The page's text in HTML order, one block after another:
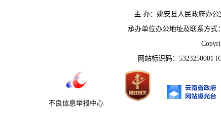
主 办：姚安县人民政府办
承办单位办公地址及联系方式
网站标识码：5323250001
不良信息举报中心